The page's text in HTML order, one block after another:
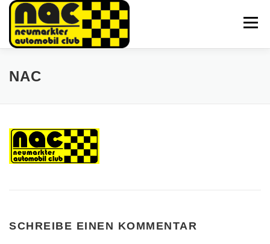
Zum
springen
Menü
HOME
NAC
SCHREIBE EINEN KOMMENTAR